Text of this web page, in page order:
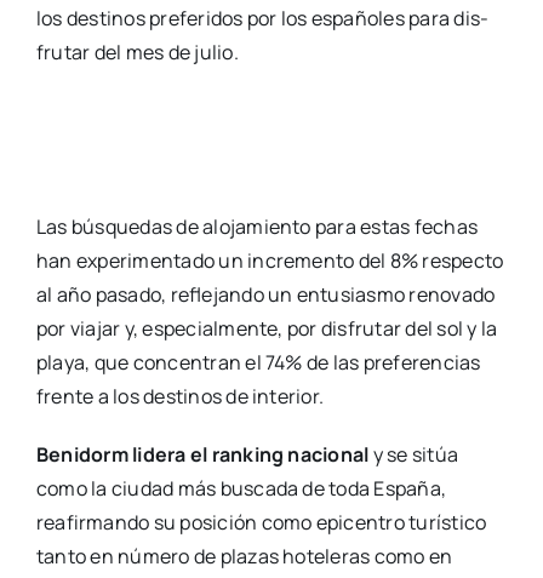
los des­ti­nos pre­fe­ri­dos por los espa­ño­les para dis­
fru­tar del mes de julio.
Las bús­que­das de alo­ja­mien­to para estas fechas
han expe­ri­men­ta­do un incre­men­to del 8% res­pec­to
al año pasa­do, refle­jan­do un entu­sias­mo reno­va­do
por via­jar y, espe­cial­men­te, por dis­fru­tar del sol y la
pla­ya, que con­cen­tran el 74% de las pre­fe­ren­cias
fren­te a los des­ti­nos de inte­rior.
Beni­dorm lide­ra el ran­king nacio­naly se sitúa
como la ciu­dad más bus­ca­da de toda Espa­ña,
reafir­man­do su posi­ción como epi­cen­tro turís­ti­co
tan­to en núme­ro de pla­zas hote­le­ras como en